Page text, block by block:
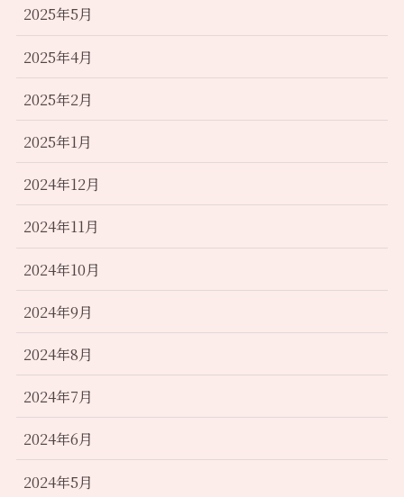
2025年5月
2025年4月
2025年2月
2025年1月
2024年12月
2024年11月
2024年10月
2024年9月
2024年8月
2024年7月
2024年6月
2024年5月